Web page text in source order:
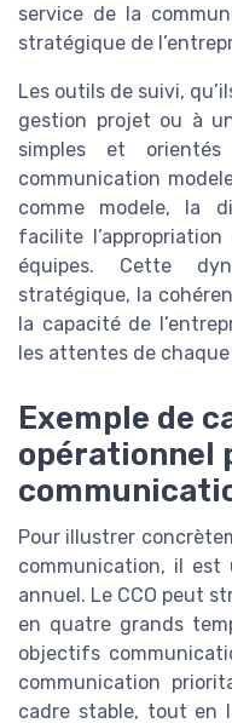
service de la
stratégique de
Les outils de suivi,
gestion projet ou à
simples et
communication
comme modele, la
facilite
équipes. Cette
stratégique, la
la capacité de
les attentes de
Exemple de
opérationnel
Pour illustrer
communication, il
annuel. Le CCO peut
en quatre grands
objectifs
communication
cadre stable, tout en